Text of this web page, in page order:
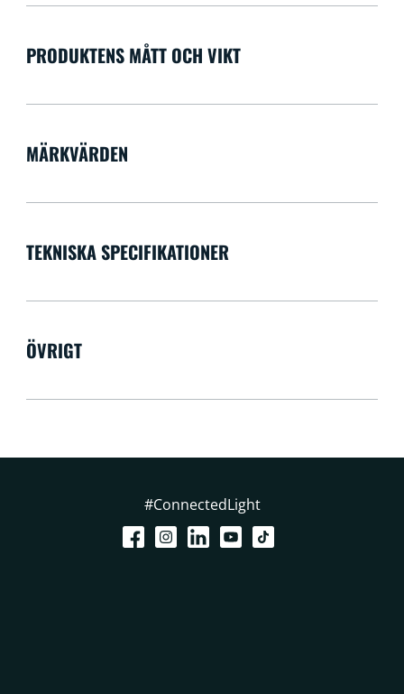
PRODUKTENS MÅTT OCH VIKT
MÄRKVÄRDEN
TEKNISKA SPECIFIKATIONER
ÖVRIGT
#ConnectedLight